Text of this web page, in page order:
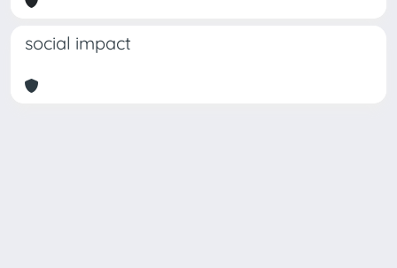
social impact